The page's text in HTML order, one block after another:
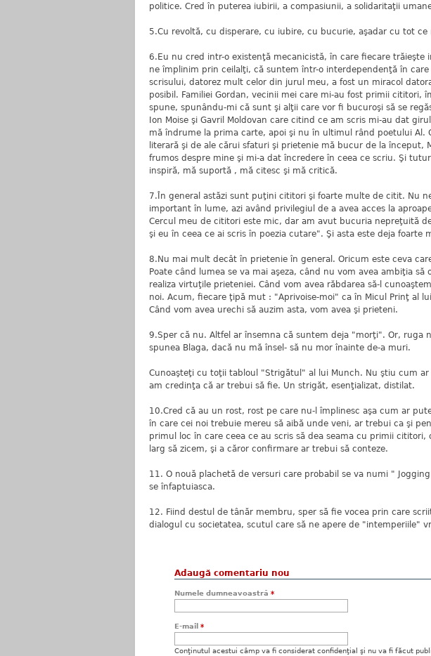
politice. Cred în puterea iubirii, a compasiunii, a solidaritaţii
5.Cu revoltă, cu disperare, cu iubire, cu bucurie, aşadar cu tot
6.Eu nu cred intr-o existenţă mecanicistă, în care fiecare trăieşte
ne împlinim prin ceilalţi, că suntem într-o interdependenţă în
scrisului, datorez mult celor din jurul meu, a fost un miracol
posibil. Familiei Gordan, vecinii mei care mi-au fost primii cititori,
spune, spunându-mi că sunt şi alţii care vor fi bucuroşi să se
Ion Moise şi Gavril Moldovan care citind ce am scris mi-au dat
mă îndrume la prima carte, apoi şi nu în ultimul rând poetului Al.
literară şi de ale cărui sfaturi şi prietenie mă bucur de la început,
frumos despre mine şi mi-a dat încredere în ceea ce scriu. Şi
inspiră, mă suportă , mă citesc şi mă critică.
7.În general astăzi sunt puţini cititori şi foarte multe de citit. Nu
important în lume, azi având privilegiul de a avea acces la
Cercul meu de cititori este mic, dar am avut bucuria nepreţuită
şi eu în ceea ce ai scris în poezia cutare". Şi asta este deja foarte
8.Nu mai mult decât în prietenie în general. Oricum este ceva
Poate când lumea se va mai aşeza, când nu vom avea ambiţia
realiza virtuţile prieteniei. Când vom avea răbdarea să-l
noi. Acum, fiecare ţipă mut : "Aprivoise-moi" ca în Micul Prinţ al
Când vom avea urechi să auzim asta, vom avea şi prieteni.
9.Sper că nu. Altfel ar însemna că suntem deja "morţi". Or, ruga
spunea Blaga, dacă nu mă însel- să nu mor înainte de-a muri.
Cunoaşteţi cu toţii tabloul "Strigătul" al lui Munch. Nu ştiu cum
am credinţa că ar trebui să fie. Un strigăt, esenţializat, distilat.
10.Cred că au un rost, rost pe care nu-l împlinesc aşa cum ar
în care cei noi trebuie mereu să aibă unde veni, ar trebui ca şi
primul loc în care ceea ce au scris să dea seama cu primii cititori,
larg să zicem, şi a căror confirmare ar trebui să conteze.
11. O nouă plachetă de versuri care probabil se va numi "
se înfaptuiasca.
12. Fiind destul de tânăr membru, sper să fie vocea prin care
dialogul cu societatea, scutul care să ne apere de "intemperiile"
Adaugă comentariu nou
Numele dumneavoastră *
E-mail *
Conţinutul acestui câmp va fi considerat confidenţial şi nu va fi făcut